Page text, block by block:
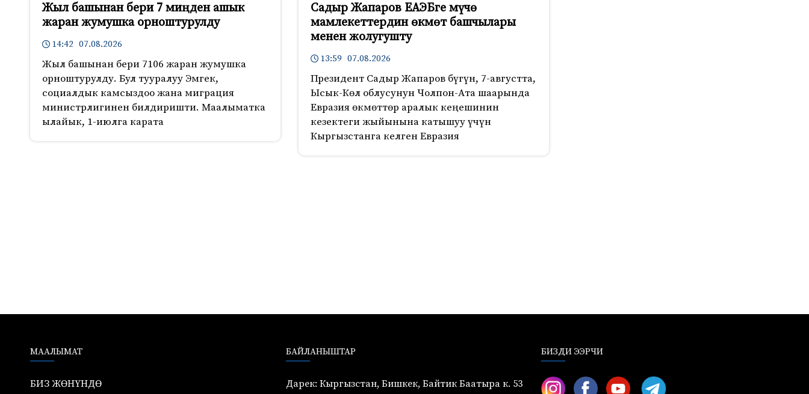
Жыл башынан бери 7 миңден ашык
жаран жумушка орноштурулду
14:42 07.08.2026
Жыл башынан бери 7106 жаран жумушка
орноштурулду. Бул тууралуу Эмгек,
социалдык камсыздоо жана миграция
министрлигинен билдиришти. Маалыматка
ылайык, 1-июлга карата
Садыр Жапаров ЕАЭБге мүчө
мамлекеттердин өкмөт башчылары
менен жолугушту
13:59 07.08.2026
Президент Садыр Жапаров бүгүн, 7-августта,
Ысык-Көл облусунун Чолпон-Ата шаарында
Евразия өкмөттөр аралык кеңешинин
кезектеги жыйынына катышуу үчүн
Кыргызстанга келген Евразия
МААЛЫМАТ
БИЗ ЖӨНҮНДӨ
БАЙЛАНЫШТАР
Дарек: Кыргызстан, Бишкек, Байтик Баатыра к. 53
БИЗДИ ЭЭРЧИ